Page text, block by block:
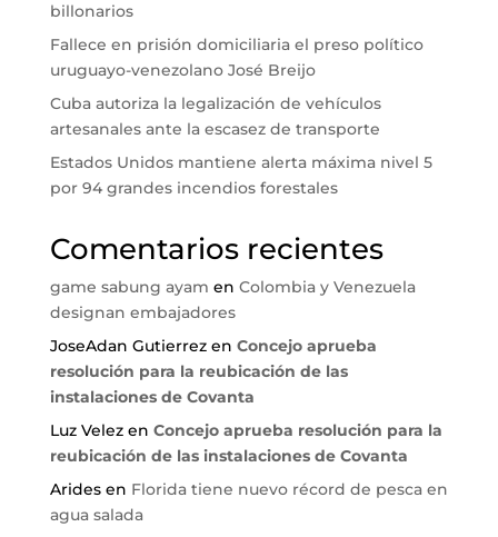
billonarios
Fallece en prisión domiciliaria el preso político
uruguayo-venezolano José Breijo
Cuba autoriza la legalización de vehículos
artesanales ante la escasez de transporte
Estados Unidos mantiene alerta máxima nivel 5
por 94 grandes incendios forestales
Comentarios recientes
game sabung ayam en Colombia y Venezuela
designan embajadores
JoseAdan Gutierrezen Concejo aprueba
resolución para la reubicación de las
instalaciones de Covanta
Luz Velezen Concejo aprueba resolución para la
reubicación de las instalaciones de Covanta
Aridesen Florida tiene nuevo récord de pesca en
agua salada